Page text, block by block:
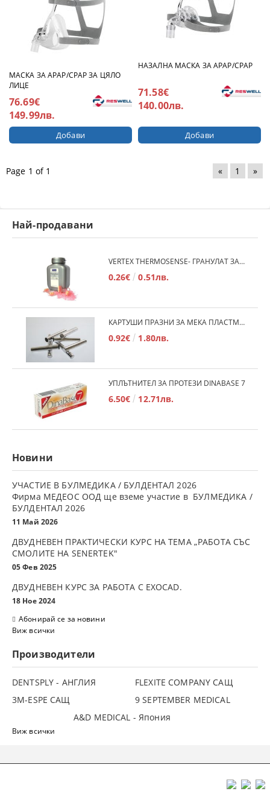
МАСКА ЗА APAP/CPAP ЗА ЦЯЛО
ЛИЦЕ
76.69€
149.99лв.
НАЗАЛНА МАСКА ЗА APAP/CPAP
71.58€
140.00лв.
Page 1 of 1 « 1 »
Най-продавани
VERTEX THERMOSENSE- ГРАНУЛАТ ЗА МЕКИ ПРОТЕЗИ
0.26€ 0.51лв.
КАРТУШИ ПРАЗНИ ЗА МЕКА ПЛАСТМАСА
0.92€ 1.80лв.
УПЛЪТНИТЕЛ ЗА ПРОТЕЗИ DINABASE 7
6.50€ 12.71лв.
Новини
УЧАСТИЕ В БУЛМЕДИКА / БУЛДЕНТАЛ 2026
Фирма МЕДЕОС ООД ще вземе участие в БУЛМЕДИКА /
БУЛДЕНТАЛ 2026
11 Май 2026
ДВУДНЕВЕН ПРАКТИЧЕСКИ КУРС НА ТЕМА „РАБОТА СЪС
СМОЛИТЕ НА SENERTEK"
05 Фев 2025
ДВУДНЕВЕН КУРС ЗА РАБОТА С ЕXOCAD.
18 Ное 2024
Абонирай се за новини
Виж всички
Производители
DENTSPLY - АНГЛИЯ
FLEXITE COMPANY САЩ
3М-ESPE САЩ
9 SEPTEMBER MEDICAL
A&D MEDICAL - Япония
Виж всички